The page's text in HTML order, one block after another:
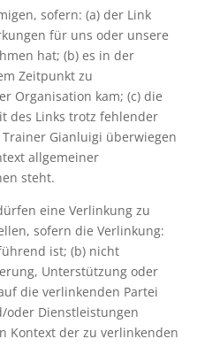
sofern: (a) der Link
für uns oder unsere
hat; (b) es in der
Zeitpunkt zu
Organisation kam; (c) die
des Links trotz fehlender
Gianluigi überwiegen
allgemeiner
steht.
eine Verlinkung zu
sofern die Verlinkung:
ist; (b) nicht
Unterstützung oder
die verlinkenden Partei
oder Dienstleistungen
Kontext der zu verlinkenden